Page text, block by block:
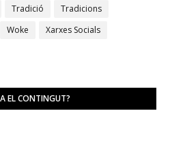
Tradició
Tradicions
Woke
Xarxes Socials
EL CONTINGUT?